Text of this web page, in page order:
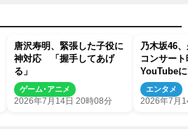
唐沢寿明、緊張した子役に
神対応 「握手してあげ
る」
ゲーム･アニメ
2026年7月14日 20時08分
乃木坂46
コンサー
YouTube
映像公開
エンタメ
2026年7月